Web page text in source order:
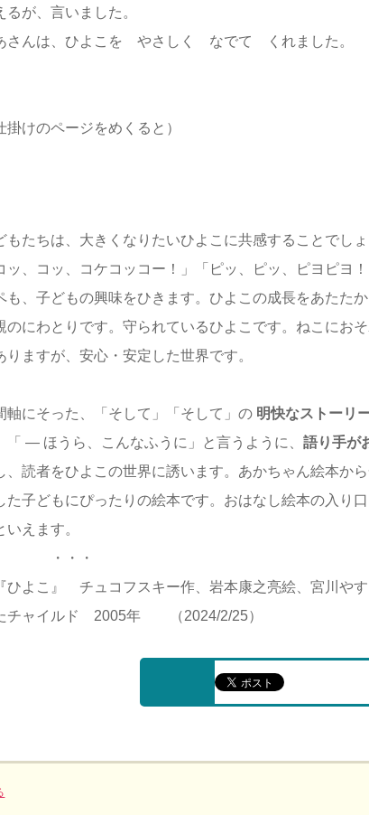
るが、言いました。
さんは、ひよこを やさしく なでて くれました。
掛けのページをめくると）
もたちは、大きくなりたいひよこに共感することでしょ
ッ、コッ、コケコッコー！」「ピッ、ピッ、ピヨピヨ
も、子どもの興味をひきます。ひよこの成長をあたたか
のにわとりです。守られているひよこです。ねこにお
りますが、安心・安定した世界です。
軸にそった、「そして」「そして」の 明快なストーリ
「 ― ほうら、こんなふうに」と言うように、語り手が
、読者をひよこの世界に誘います。あかちゃん絵本か
た子どもにぴったりの絵本です。おはなし絵本の入り
いえます。
・・
ひよこ』 チュコフスキー作、岩本康之亮絵、宮川やす
チャイルド 2005年 （2024/2/25）